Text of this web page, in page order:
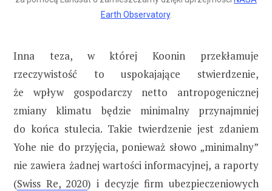
Earth Observatory.
Inna teza, w której Koonin przekłamuje
rzeczywistość to uspokajające stwierdzenie,
że wpływ gospodarczy netto antropogenicznej
zmiany klimatu będzie minimalny przynajmniej
do końca stulecia. Takie twierdzenie jest zdaniem
Yohe nie do przyjęcia, ponieważ słowo „minimalny”
nie zawiera żadnej wartości informacyjnej, a raporty
(Swiss Re, 2020) i decyzje firm ubezpieczeniowych